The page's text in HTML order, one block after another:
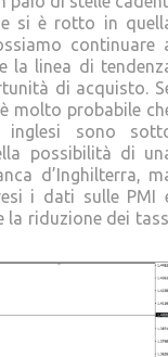
si è rotto in
continuare
la linea di
di acquisto.
molto probabile
inglesi sono
possibilità di
d’Inghilterra,
i dati sulle PMI
la riduzione dei